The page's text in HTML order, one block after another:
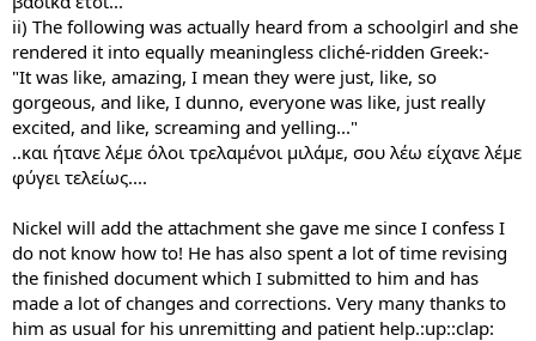
ii) The following was actually heard from a schoolgirl and she
rendered it into equally meaningless cliché-ridden Greek:-
"It was like, amazing, I mean they were just, like, so
gorgeous, and like, I dunno, everyone was like, just really
excited, and like, screaming and yelling..."
..και ήτανε λέμε όλοι τρελαμένοι μιλάμε, σου λέω είχανε λέμε
φύγει τελείως....
Nickel will add the attachment she gave me since I confess I
do not know how to! He has also spent a lot of time revising
the finished document which I submitted to him and has
made a lot of changes and corrections. Very many thanks to
him as usual for his unremitting and patient help.:up::clap: